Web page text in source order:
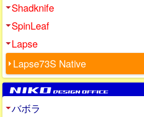
Shadknife
SpinLeaf
Lapse
Lapse73S Native
バボラ